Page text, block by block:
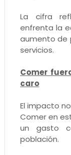
La cifra
enfrenta la
aumento de
servicios.
Comer
caro
El impacto
Comer en
un gasto
población.